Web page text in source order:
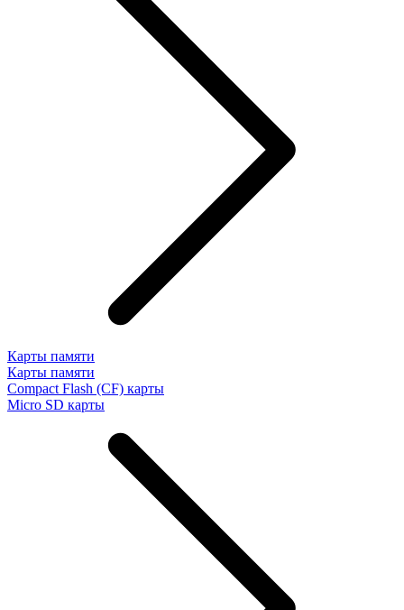
Карты памяти
Карты памяти
Compact Flash (CF) карты
Micro SD карты